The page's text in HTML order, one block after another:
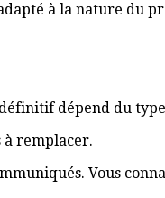
à la nature du
dépend du
à remplacer.
Vous